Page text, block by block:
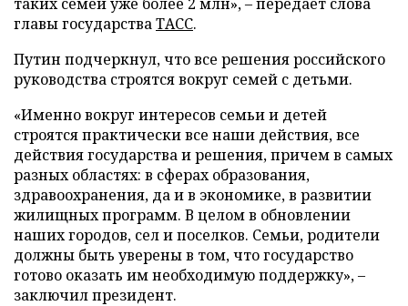
главы государстваТАСС.
Путин подчеркнул, что все решения российского
руководства строятся вокруг семей с детьми.
«Именно вокруг интересов семьи и детей
строятся практически все наши действия, все
действия государства и решения, причем в самых
разных областях: в сферах образования,
здравоохранения, да и в экономике, в развитии
жилищных программ. В целом в обновлении
наших городов, сел и поселков. Семьи, родители
должны быть уверены в том, что государство
готово оказать им необходимую поддержку», –
заключил президент.